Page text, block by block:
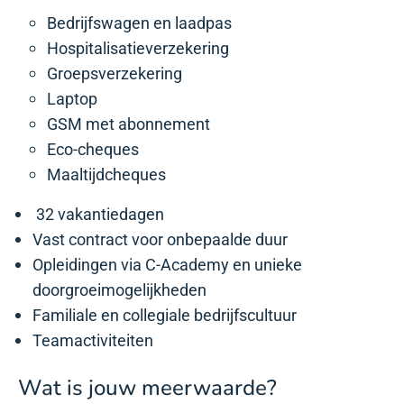
Bedrijfswagen en laadpas
Hospitalisatieverzekering
Groepsverzekering
Laptop
GSM met abonnement
Eco-cheques
Maaltijdcheques
32 vakantiedagen
Vast contract voor onbepaalde duur
Opleidingen via C-Academy en unieke
doorgroeimogelijkheden
Familiale en collegiale bedrijfscultuur
Teamactiviteiten
Wat is jouw meerwaarde?